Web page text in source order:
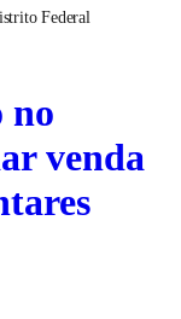
Federal
no
venda